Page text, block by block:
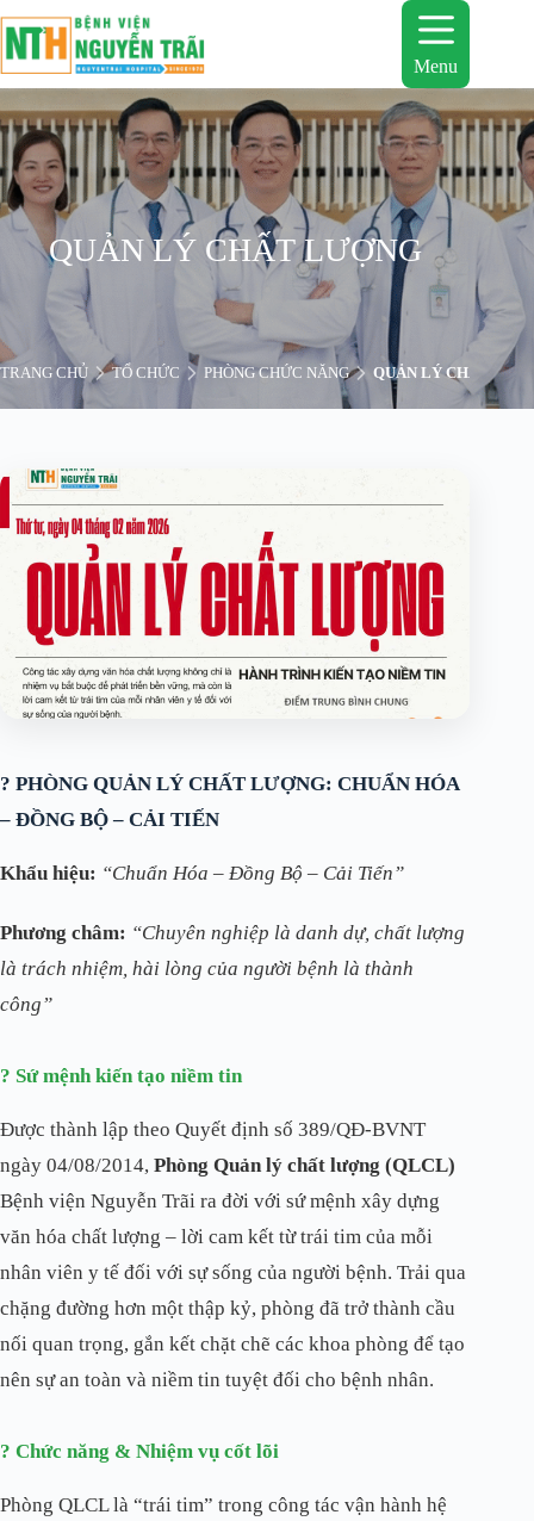
đến
phần
nội
dung
Menu
QUẢN LÝ CHẤT LƯỢNG
TRANG CHỦ TỔ CHỨC PHÒNG CHỨC NĂNG QUẢN LÝ CHẤT
?️ PHÒNG QUẢN LÝ CHẤT LƯỢNG: CHUẨN HÓA
– ĐỒNG BỘ – CẢI TIẾN
Khẩu hiệu: “Chuẩn Hóa – Đồng Bộ – Cải Tiến”
Phương châm: “Chuyên nghiệp là danh dự, chất lượng
là trách nhiệm, hài lòng của người bệnh là thành
công”
? Sứ mệnh kiến tạo niềm tin
Được thành lập theo Quyết định số 389/QĐ-BVNT
ngày 04/08/2014, Phòng Quản lý chất lượng (QLCL)
Bệnh viện Nguyễn Trãi ra đời với sứ mệnh xây dựng
văn hóa chất lượng – lời cam kết từ trái tim của mỗi
nhân viên y tế đối với sự sống của người bệnh. Trải qua
chặng đường hơn một thập kỷ, phòng đã trở thành cầu
nối quan trọng, gắn kết chặt chẽ các khoa phòng để tạo
nên sự an toàn và niềm tin tuyệt đối cho bệnh nhân.
? Chức năng & Nhiệm vụ cốt lõi
Phòng QLCL là “trái tim” trong công tác vận hành hệ